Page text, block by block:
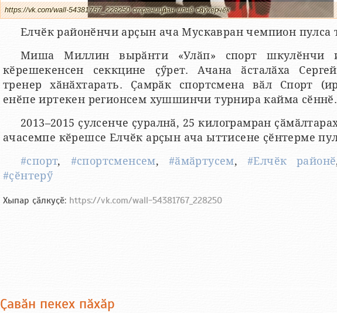
https://vk.com/wall-54381767_228250 страницӑран илнӗ сӑнӳкерчӗк
Елчӗк районӗнчи арҫын ача Мускавран чемпион пулса
Миша Миллин вырӑнти «Улӑп» спорт шкулӗнчи
кӗрешекенсен секкцине ҫӳрет. Ачана ӑсталӑха
тренер хӑнӑхтарать. Ҫамрӑк спортсмена вӑл Спорт
енӗпе иртекен регионсем хушшинчи турнира кайма сӗннӗ.
2013–2015 ҫулсенче ҫуралнӑ, 25 килограмран
ачасемпе кӗрешсе Елчӗк арҫын ача ыттисене ҫӗнтерме
#спорт, #спортсменсем, #ӑмӑртусем, #Елчӗк районӗ
#ҫӗнтерӳ
Хыпар ҫӑлкуҫӗ: https://vk.com/wall-54381767_228250
Ҫавӑн пекех пӑхӑр